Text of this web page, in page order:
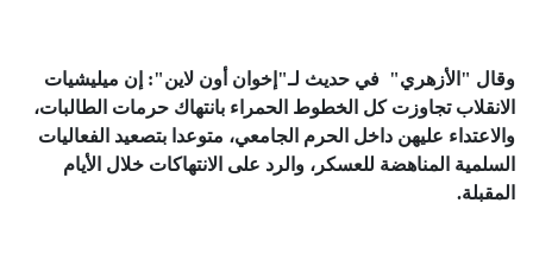
وقال "الأزهري" في حديث لـ"إخوان أون لاين": إن ميليشيات
الانقلاب تجاوزت كل الخطوط الحمراء بانتهاك حرمات الطالبات،
والاعتداء عليهن داخل الحرم الجامعي، متوعدا بتصعيد الفعاليات
السلمية المناهضة للعسكر، والرد على الانتهاكات خلال الأيام
المقبلة.